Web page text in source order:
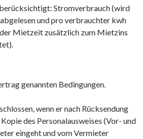
Stromverbrauch (wird
und pro verbrauchter kwh
Mietzeit zusätzlich zum Mietzins
genannten Bedingungen.
wenn er nach Rücksendung
des Personalausweises (Vor- und
eingeht und vom Vermieter